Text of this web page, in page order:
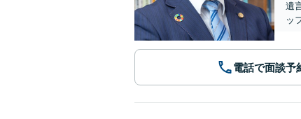
遺
ッ
電話で面談予